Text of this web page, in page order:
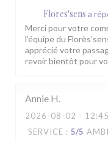
Flores'sens a
Merci pour votre
l’équipe du
apprécié votre
revoir bientôt pour
Annie H
2026-08-02 -
SERVICE : 5/5